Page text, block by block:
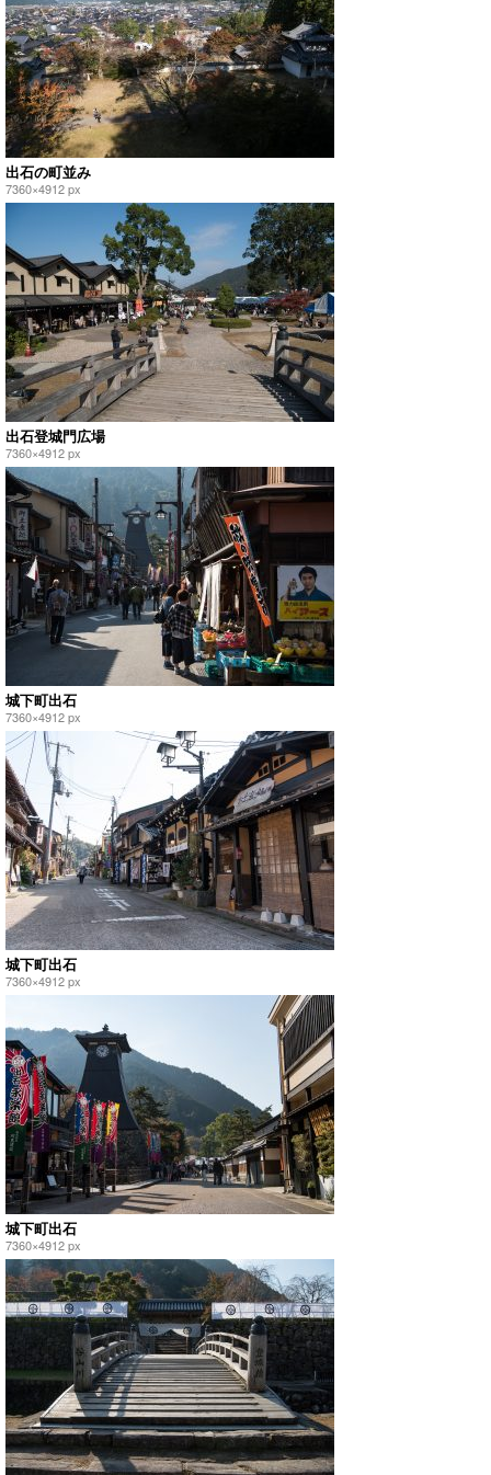
出石の町並み
7360×4912 px
出石登城門広場
7360×4912 px
城下町出石
7360×4912 px
城下町出石
7360×4912 px
城下町出石
7360×4912 px